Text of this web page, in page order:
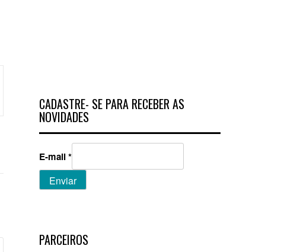
CADASTRE- SE PARA RECEBER AS
NOVIDADES
E-mail*
Enviar
PARCEIROS